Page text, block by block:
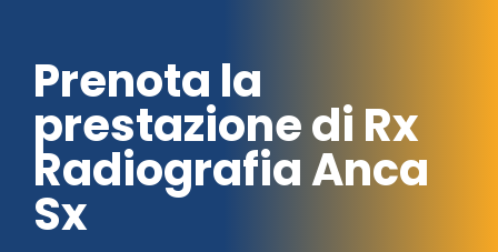
Prenota la
prestazione di Rx
Radiografia Anca
Sx